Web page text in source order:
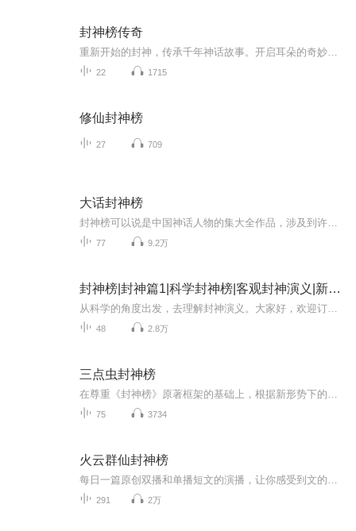
封神榜传奇
22 1715
修仙封神榜
27 709
大话封神榜
77 9.2万
封神榜|封神篇1|科学封神榜|客观封神演义|新评书
48 2.8万
三点虫封神榜
75 3734
火云群仙封神榜
291 2万